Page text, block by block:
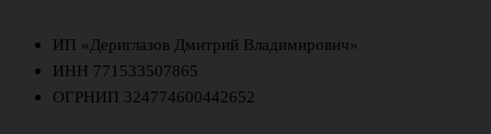
ИП «Дериглазов Дмитрий Владимирович»
ИНН 771533507865
ОГРНИП 324774600442652